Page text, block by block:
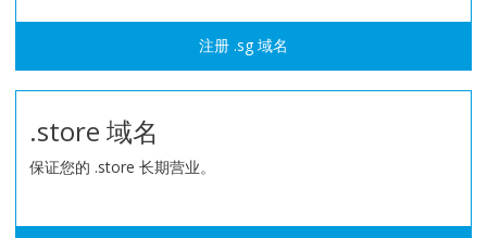
注册 .sg 域名
.store 域名
保证您的 .store 长期营业。